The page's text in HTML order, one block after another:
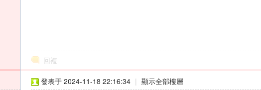
回複
發表于 2024-11-18 22:16:34 | 顯示全部樓層